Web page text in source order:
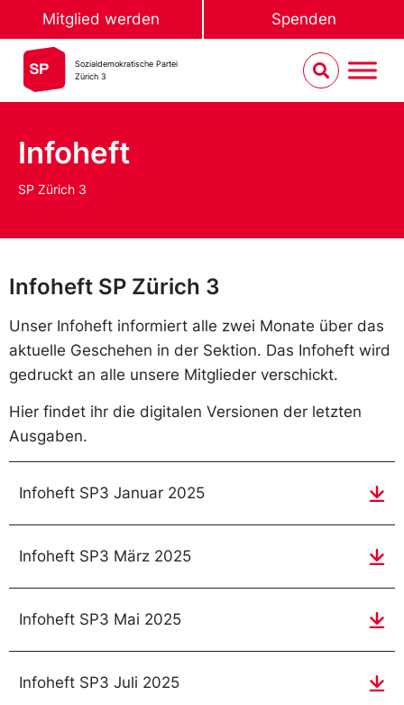
Mitglied werden Spenden
Sozialdemokratische Partei
Zürich 3
Infoheft
SP Zürich 3
Infoheft​ SP Zürich 3
Unser Infoheft informiert alle zwei Monate über das
aktuelle Geschehen in der Sektion. Das Infoheft wird
gedruckt an alle unsere Mitglieder verschickt.
Hier findet ihr die digitalen Versionen der letzten
Ausgaben.
Infoheft SP3 Januar 2025
Infoheft SP3 März 2025
Infoheft SP3 Mai 2025
Infoheft SP3 Juli 2025